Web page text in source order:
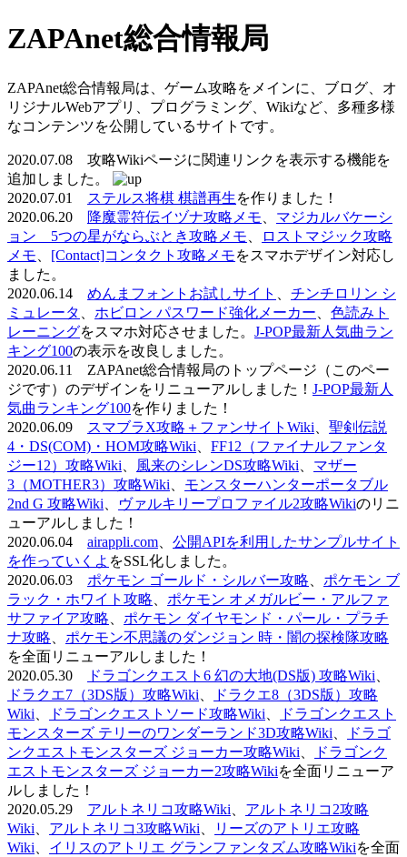
ZAPAnet総合情報局
ZAPAnet総合情報局は、ゲーム攻略をメインに、ブログ、オ
リジナルWebアプリ、プログラミング、Wikiなど、多種多様
なコンテンツを公開しているサイトです。
2020.07.08 攻略Wikiページに関連リンクを表示する機能を
追加しました。
2020.07.01
ステルス将棋 棋譜再生を作りました！
2020.06.20
降魔霊符伝イヅナ攻略メモ
マジカルバケーシ
ョン 5つの星がならぶとき攻略メモ
ロストマジック攻略
メモ
[Contact]コンタクト攻略メモをスマホデザイン対応し
ました。
2020.06.14 めんまフォントお試しサイト
チンチロリン シ
ミュレータ
ホビロン パスワード強化メーカー
色読みト
レーニングをスマホ対応させました。 J-POP最新人気曲ラン
キング100の表示を改良しました。
2020.06.11 ZAPAnet総合情報局のトップページ（このペー
ジです）のデザインをリニューアルしました！ J-POP最新人
気曲ランキング100を作りました！
2020.06.09
スマブラX攻略＋ファンサイトWiki
聖剣伝説
4・DS(COM)・HOM攻略Wiki
FF12（ファイナルファンタ
ジー12）攻略Wiki
風来のシレンDS攻略Wiki
マザー
3（MOTHER3）攻略Wiki
モンスターハンターポータブル
2nd G 攻略Wiki
ヴァルキリープロファイル2攻略Wikiのリニ
ューアルしました！
2020.06.04 airappli.com
公開APIを利用したサンプルサイト
を作っていくよ をSSL化しました。
2020.06.03 ポケモン ゴールド・シルバー攻略
ポケモン ブ
ラック・ホワイト攻略
ポケモン オメガルビー・アルファ
サファイア攻略
ポケモン ダイヤモンド・パール・プラチ
ナ攻略
ポケモン不思議のダンジョン 時・闇の探検隊攻略
を全面リニューアルしました！
2020.05.30
ドラゴンクエスト6 幻の大地(DS版) 攻略Wiki
ドラクエ7（3DS版）攻略Wiki
ドラクエ8（3DS版）攻略
Wiki
ドラゴンクエストソード攻略Wiki
ドラゴンクエスト
モンスターズ テリーのワンダーランド3D攻略Wiki
ドラゴ
ンクエストモンスターズ ジョーカー攻略Wiki
ドラゴンク
エストモンスターズ ジョーカー2攻略Wikiを全面リニューア
ルしました！
2020.05.29 アルトネリコ攻略Wiki
アルトネリコ2攻略
Wiki
アルトネリコ3攻略Wiki
リーズのアトリエ攻略
Wiki
イリスのアトリエ グランファンタズム攻略Wikiを全面